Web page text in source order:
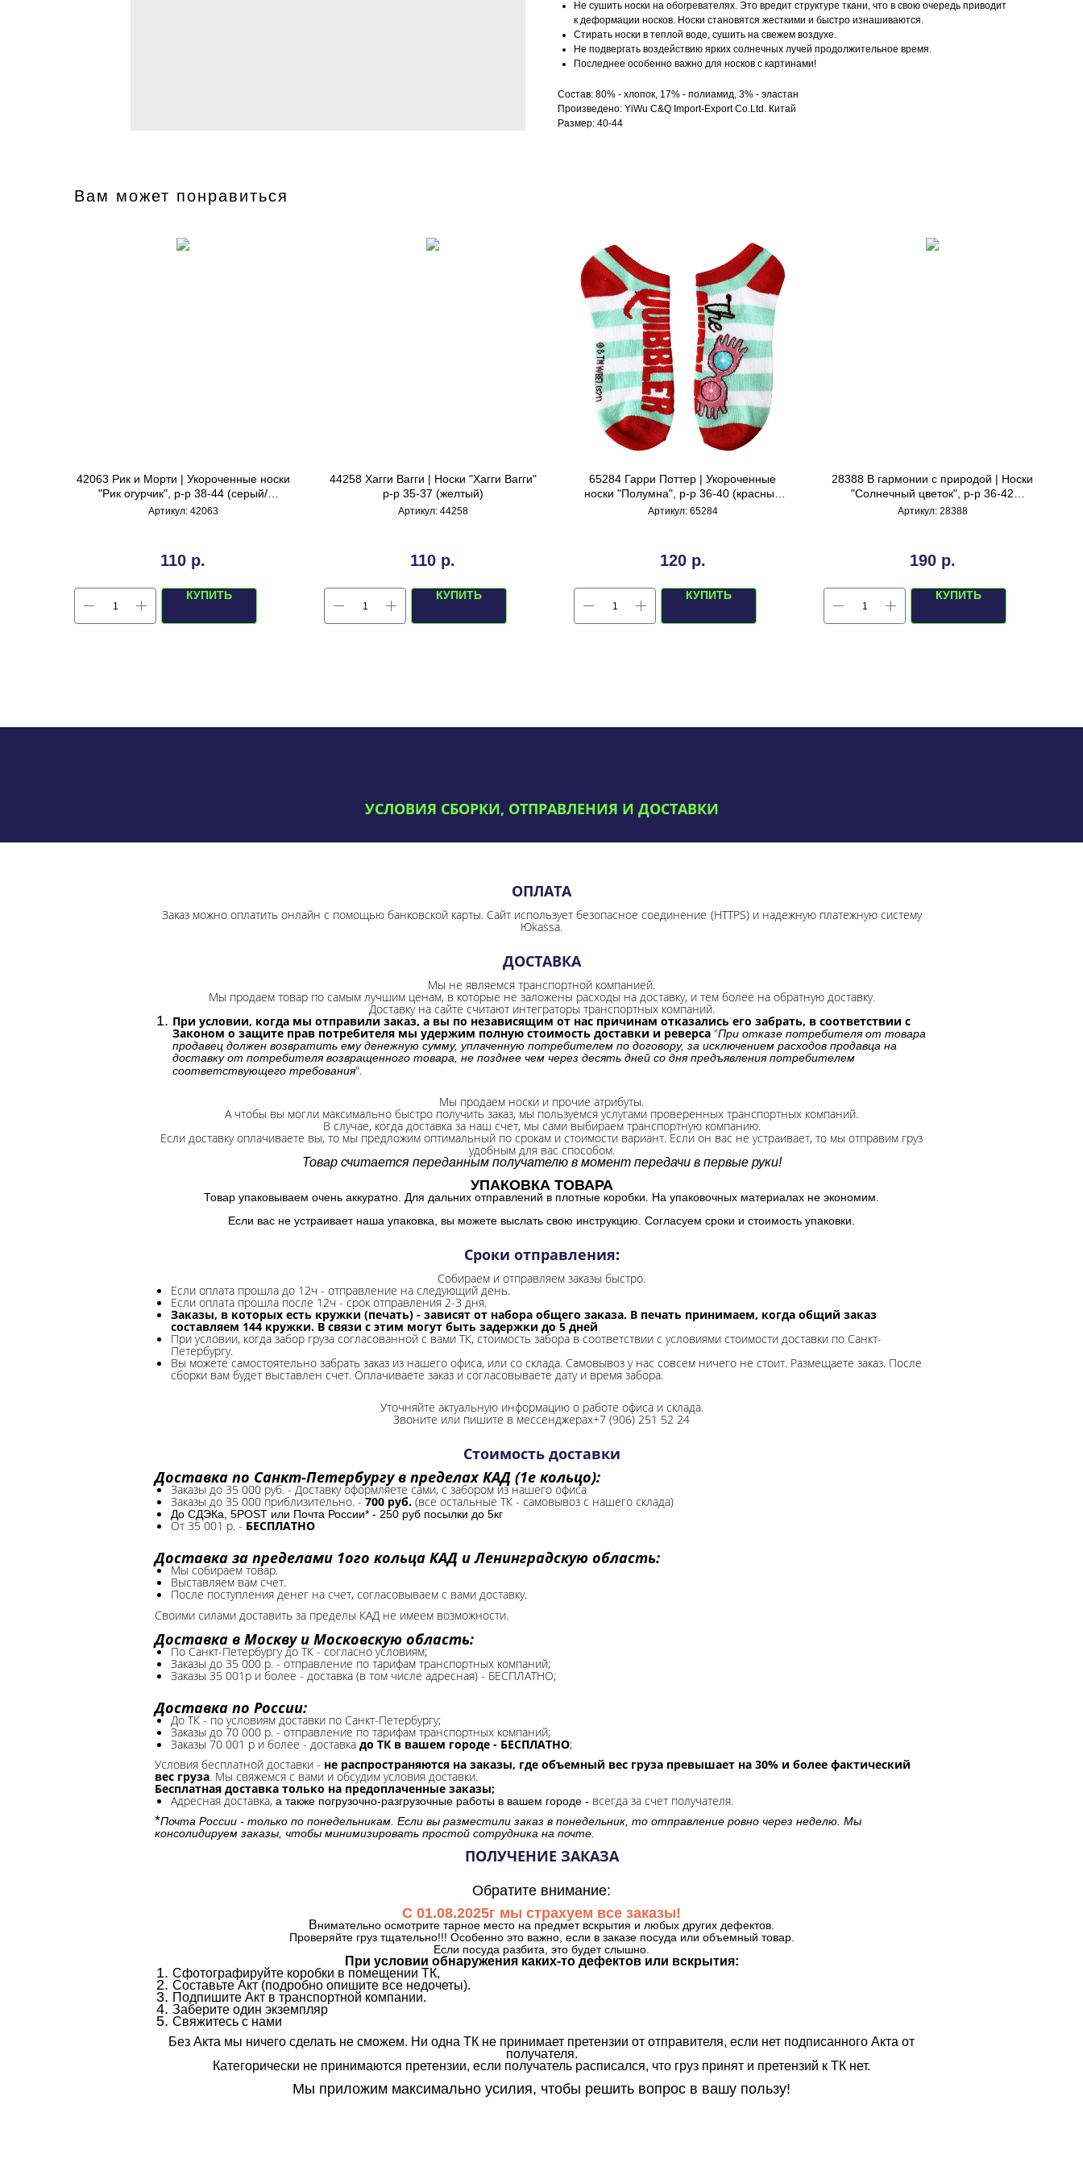
Не сушить носки на обогревателях. Это вредит структуре ткани, что в свою очередь приводит
к деформации носков. Носки становятся жесткими и быстро изнашиваются.
Стирать носки в теплой воде, сушить на свежем воздухе.
Не подвергать воздействию ярких солнечных лучей продолжительное время.
Последнее особенно важно для носков с картинами!
Состав: 80% - хлопок, 17% - полиамид, 3% - эластан
Произведено: YiWu C&Q Import-Export Co.Ltd. Китай
Размер: 40-44
Вам может понравиться
42063 Рик и Морти | Укороченные носки
"Рик огурчик", р-р 38-44 (серый/
зеленый)
Артикул: 42063
110 р.
КУПИТЬ
44258 Хагги Вагги | Носки "Хагги Вагги"
р-р 35-37 (желтый)
Артикул: 44258
110 р.
КУПИТЬ
65284 Гарри Поттер | Укороченные
носки "Полумна", р-р 36-40 (красный
бирюзовый)
Артикул: 65284
120 р.
КУПИТЬ
28388 В гармонии с природой | Носки
"Солнечный цветок", р-р 36-42
(молочно-бежевый)
Артикул: 28388
190 р.
КУПИТЬ
УСЛОВИЯ СБОРКИ, ОТПРАВЛЕНИЯ И ДОСТАВКИ
ОПЛАТА
Заказ можно оплатить онлайн с помощью банковской карты. Сайт использует безопасное соединение (HTTPS) и надежную платежную систему
Юkassa.
ДОСТАВКА
Мы не являемся транспортной компанией.
Мы продаем товар по самым лучшим ценам, в которые не заложены расходы на доставку, и тем более на обратную доставку.
Доставку на сайте считают интеграторы транспортных компаний.
При условии, когда мы отправили заказ, а вы по независящим от нас причинам отказались его забрать, в соответствии с
Законом о защите прав потребителя мы удержим полную стоимость доставки и реверса "При отказе потребителя от товара
продавец должен возвратить ему денежную сумму, уплаченную потребителем по договору, за исключением расходов продавца на
доставку от потребителя возвращенного товара, не позднее чем через десять дней со дня предъявления потребителем
соответствующего требования".
Мы продаем носки и прочие атрибуты.
А чтобы вы могли максимально быстро получить заказ, мы пользуемся услугами проверенных транспортных компаний.
В случае, когда доставка за наш счет, мы сами выбираем транспортную компанию.
Если доставку оплачиваете вы, то мы предложим оптимальный по срокам и стоимости вариант. Если он вас не устраивает, то мы отправим груз
удобным для вас способом.
Товар считается переданным получателю в момент передачи в первые руки!
УПАКОВКА ТОВАРА
Товар упаковываем очень аккуратно. Для дальних отправлений в плотные коробки. На упаковочных материалах не экономим.
Если вас не устраивает наша упаковка, вы можете выслать свою инструкцию. Согласуем сроки и стоимость упаковки.
Сроки отправления:
Собираем и отправляем заказы быстро.
Если оплата прошла до 12ч - отправление на следующий день.
Если оплата прошла после 12ч - срок отправления 2-3 дня.
Заказы, в которых есть кружки (печать) - зависят от набора общего заказа. В печать принимаем, когда общий заказ
составляем 144 кружки. В связи с этим могут быть задержки до 5 дней
При условии, когда забор груза согласованной с вами ТК, стоимость забора в соответствии с условиями стоимости доставки по Санкт-
Петербургу.
Вы можете самостоятельно забрать заказ из нашего офиса, или со склада. Самовывоз у нас совсем ничего не стоит. Размещаете заказ. После
сборки вам будет выставлен счет. Оплачиваете заказ и согласовываете дату и время забора.
Уточняйте актуальную информацию о работе офиса и склада.
Звоните или пишите в мессенджерах+7 (906) 251 52 24
Стоимость доставки
Доставка по Санкт-Петербургу в пределах КАД (1е кольцо):
Заказы до 35 000 руб. - Доставку оформляете сами, с забором из нашего офиса
Заказы до 35 000 приблизительно. - 700 руб. (все остальные ТК - самовывоз с нашего склада)
До СДЭКа, 5POST или Почта России* - 250 руб посылки до 5кг
От 35 001 р. - БЕСПЛАТНО
Доставка за пределами 1ого кольца КАД и Ленинградскую область:
Мы собираем товар.
Выставляем вам счет.
После поступления денег на счет, согласовываем с вами доставку.
Своими силами доставить за пределы КАД не имеем возможности.​
Доставка в Москву и Московскую область:
По Санкт-Петербургу до ТК - согласно условиям;
Заказы до 35 000 р. - отправление по тарифам транспортных компаний;
Заказы 35 001р и более - доставка (в том числе адресная) - БЕСПЛАТНО;
Доставка по России:
До ТК - по условиям доставки по Санкт-Петербургу;
Заказы до 70 000 р. - отправление по тарифам транспортных компаний;
Заказы 70 001 р и более - доставка до ТК в вашем городе - БЕСПЛАТНО;
Условия бесплатной доставки - не распространяются на заказы, где объемный вес груза превышает на 30% и более фактический
вес груза. Мы свяжемся с вами и обсудим условия доставки.
Бесплатная доставка только на предоплаченные заказы;
Адресная доставка, а также погрузочно-разгрузочные работы в вашем городе - всегда за счет получателя.
*Почта России - только по понедельникам. Если вы разместили заказ в понедельник, то отправление ровно через неделю. Мы
консолидируем заказы, чтобы минимизировать простой сотрудника на почте.
ПОЛУЧЕНИЕ ЗАКАЗА
Обратите внимание:
С 01.08.2025г мы страхуем все заказы!
Внимательно осмотрите тарное место на предмет вскрытия и любых других дефектов.
Проверяйте груз тщательно!!! Особенно это важно, если в заказе посуда или объемный товар.
Если посуда разбита, это будет слышно.
При условии обнаружения каких-то дефектов или вскрытия:
Сфотографируйте коробки в помещении ТК,
Составьте Акт (подробно опишите все недочеты).
Подпишите Акт в транспортной компании.
Заберите один экземпляр
Свяжитесь с нами
Без Акта мы ничего сделать не сможем. Ни одна ТК не принимает претензии от отправителя, если нет подписанного Акта от
получателя.
Категорически не принимаются претензии, если получатель расписался, что груз принят и претензий к ТК нет.
Мы приложим максимально усилия, чтобы решить вопрос в вашу пользу!